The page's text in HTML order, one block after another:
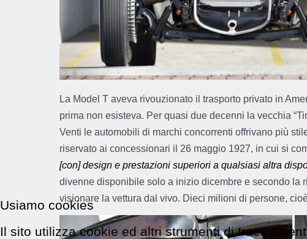
La Model T aveva rivouzionato il trasporto privato in
prima non esisteva. Per quasi due decenni la vecchia
Venti le automobili di marchi concorrenti offrivano più
riservato ai concessionari il 26 maggio 1927, in cui si
[con] design e prestazioni superiori a qualsiasi altra
divenne disponibile solo a inizio dicembre e secondo la
visionare la vettura dal vivo. Dieci milioni di persone,
Usiamo cookies
Il sito utilizza cookie ed altri strumenti di